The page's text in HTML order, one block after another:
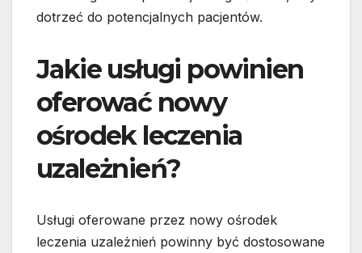
dotrzeć do potencjalnych pacjentów.
Jakie usługi powinien
oferować nowy
ośrodek leczenia
uzależnień?
Usługi oferowane przez nowy ośrodek
leczenia uzależnień powinny być dostosowane